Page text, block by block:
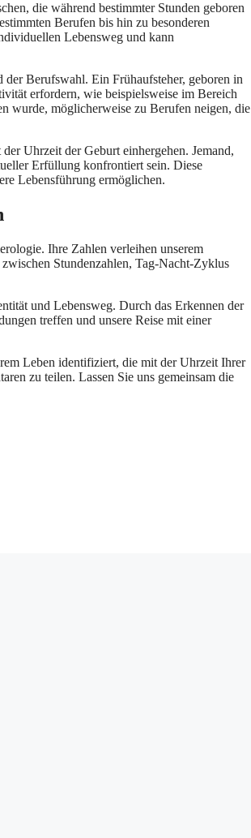
die während bestimmter Stunden geboren
Berufen bis hin zu besonderen
Lebensweg und kann
Berufswahl. Ein Frühaufsteher, geboren in
erfordern, wie beispielsweise im Bereich
wurde, möglicherweise zu Berufen neigen, die
Uhrzeit der Geburt einhergehen. Jemand,
Erfüllung konfrontiert sein. Diese
Lebensführung ermöglichen.
Ihre Zahlen verleihen unserem
Stundenzahlen, Tag-Nacht-Zyklus
und Lebensweg. Durch das Erkennen der
treffen und unsere Reise mit einer
Leben identifiziert, die mit der Uhrzeit Ihrer
zu teilen. Lassen Sie uns gemeinsam die